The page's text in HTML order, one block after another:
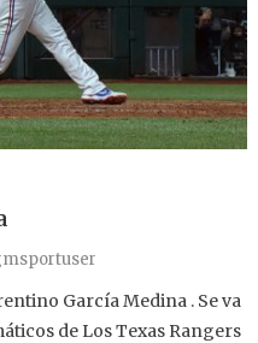
García Medina . Se va
de Los Texas Rangers